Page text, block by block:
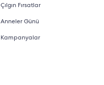
Çılgın Fırsatlar
Anneler Günü
Kampanyalar